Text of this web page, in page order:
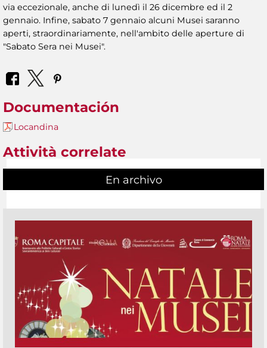
via eccezionale, anche di lunedì il 26 dicembre ed il 2
gennaio. Infine, sabato 7 gennaio alcuni Musei saranno
aperti, straordinariamente, nell'ambito delle aperture di
"Sabato Sera nei Musei".
Documentación
Locandina
Attività correlate
En archivo